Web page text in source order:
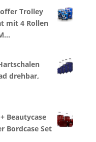
Trolley
mit 4 Rollen
drehbar,
Beautycase
Bordcase Set